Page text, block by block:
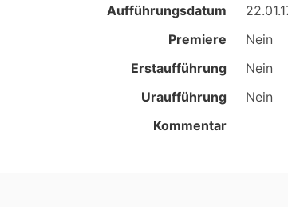
Aufführungsdatum
Premiere
Nein
Erstaufführung
Nein
Uraufführung
Nein
Kommentar